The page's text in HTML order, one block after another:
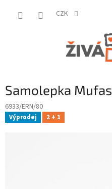
CZK
Samolepka
6933/ERN/80
Výprodej 2 + 1